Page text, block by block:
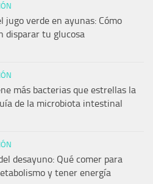
jugo verde en ayunas: Cómo
disparar tu glucosa
más bacterias que estrellas la
de la microbiota intestinal
desayuno: Qué comer para
y tener energía